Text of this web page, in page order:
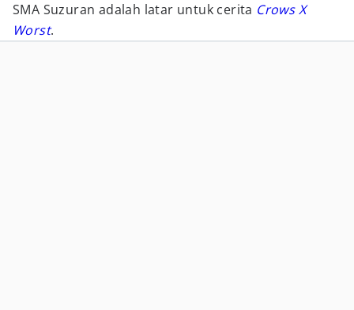
SMA Suzuran adalah latar untuk cerita Crows X
Worst.